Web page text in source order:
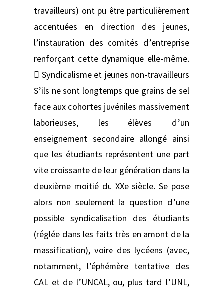
travailleurs) ont pu être particulièrement
accentuées en direction des jeunes,
l’instauration des comités d’entreprise
renforçant cette dynamique elle-même.
 Syndicalisme et jeunes non-travailleurs
S’ils ne sont longtemps que grains de sel
face aux cohortes juvéniles massivement
laborieuses, les élèves d’un
enseignement secondaire allongé ainsi
que les étudiants représentent une part
vite croissante de leur génération dans la
deuxième moitié du XXe siècle. Se pose
alors non seulement la question d’une
possible syndicalisation des étudiants
(réglée dans les faits très en amont de la
massification), voire des lycéens (avec,
notamment, l’éphémère tentative des
CAL et de l’UNCAL, ou, plus tard l’UNL,